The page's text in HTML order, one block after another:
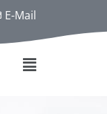
E-Mail